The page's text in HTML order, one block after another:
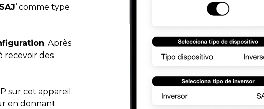
SAJ‘ comme type
. Après
recevoir des
sur cet appareil.
en donnant